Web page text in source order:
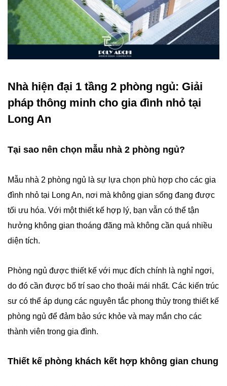
Nhà hiện đại 1 tầng 2 phòng ngủ: Giải
pháp thông minh cho gia đình nhỏ tại
Long An
Tại sao nên chọn mẫu nhà 2 phòng ngủ?
Mẫu nhà 2 phòng ngủ là sự lựa chọn phù hợp cho các gia
đình nhỏ tại Long An, nơi mà không gian sống đang được
tối ưu hóa. Với một thiết kế hợp lý, bạn vẫn có thể tận
hưởng không gian thoáng đãng mà không cần quá nhiều
diện tích.
Phòng ngủ được thiết kế với mục đích chính là nghỉ ngơi,
do đó cần được bố trí sao cho thoải mái nhất. Các kiến trúc
sư có thể áp dụng các nguyên tắc phong thủy trong thiết kế
phòng ngủ để đảm bảo sức khỏe và may mắn cho các
thành viên trong gia đình.
Thiết kế phòng khách kết hợp không gian chung